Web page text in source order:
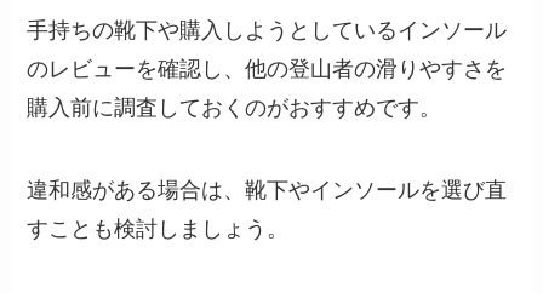
手持ちの靴下や購入しようとしているインソール
のレビューを確認し、他の登山者の滑りやすさを
購入前に調査しておくのがおすすめです。
違和感がある場合は、靴下やインソールを選び直
すことも検討しましょう。